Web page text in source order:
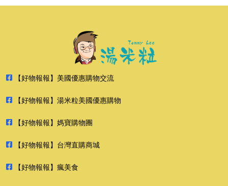
【好物報報】美國優惠購物交流
【好物報報】湯米粒美國優惠購物
【好物報報】媽寶購物團
【好物報報】台灣直購商城
【好物報報】瘋美食